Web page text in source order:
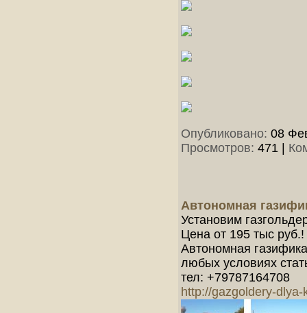
Опубликовано: 08
Просмотров: 471
Автономная
Установим
Цена от 195 тыс руб.!
Автономная
любых условиях
тел: +79787164708
http://gazgoldery-dlya-